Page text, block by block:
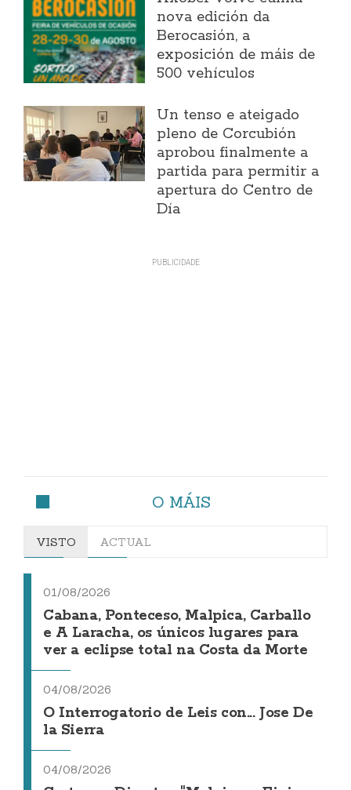
nova edición da
Berocasión, a
exposición de máis de
500 vehículos
Un tenso e ateigado
pleno de Corcubión
aprobou finalmente a
partida para permitir a
apertura do Centro de
Día
O MÁIS
VISTO ACTUAL
01/08/2026
Cabana, Ponteceso, Malpica, Carballo
e A Laracha, os únicos lugares para
ver a eclipse total na Costa da Morte
04/08/2026
O Interrogatorio de Leis con... Jose De
la Sierra
04/08/2026